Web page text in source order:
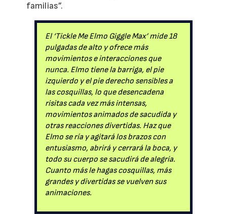
familias”.
El ‘Tickle Me Elmo Giggle Max’ mide 18
pulgadas de alto y ofrece más
movimientos e interacciones que
nunca. Elmo tiene la barriga, el pie
izquierdo y el pie derecho sensibles a
las cosquillas, lo que desencadena
risitas cada vez más intensas,
movimientos animados de sacudida y
otras reacciones divertidas. Haz que
Elmo se ría y agitará los brazos con
entusiasmo, abrirá y cerrará la boca, y
todo su cuerpo se sacudirá de alegría.
Cuanto más le hagas cosquillas, más
grandes y divertidas se vuelven sus
animaciones.